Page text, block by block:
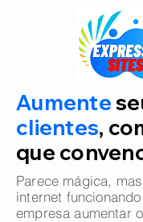
Aumente
clientes,
que
Parece mágica,
internet
empresa aumentar